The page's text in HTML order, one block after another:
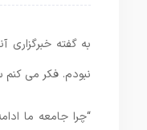
به گفته خبرگزاری
نبودم. فکر می
“چرا جامعه ما